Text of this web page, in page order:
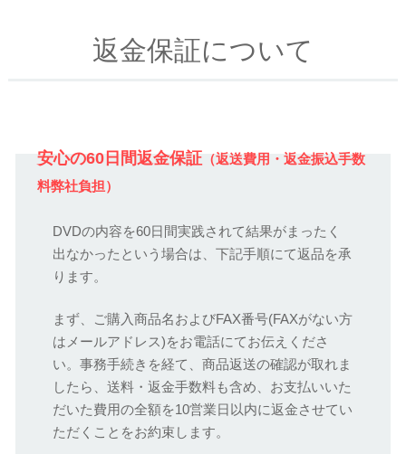
返金保証について
安心の60日間返金保証 （返送費用・返金振込手数
料弊社負担）
DVDの内容を60日間実践されて結果がまったく
出なかったという場合は、下記手順にて返品を承
ります。
まず、ご購入商品名およびFAX番号(FAXがない方
はメールアドレス)をお電話にてお伝えくださ
い。事務手続きを経て、商品返送の確認が取れま
したら、送料・返金手数料も含め、お支払いいた
だいた費用の全額を10営業日以内に返金させてい
ただくことをお約束します。